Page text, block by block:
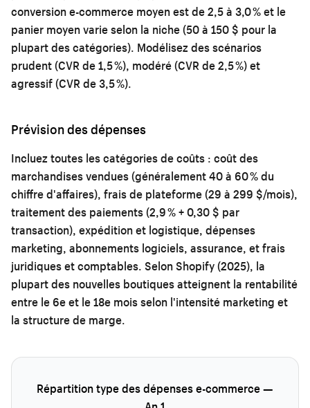
conversion e-commerce moyen est de 2,5 à 3,0 % et le
panier moyen varie selon la niche (50 à 150 $ pour la
plupart des catégories). Modélisez des scénarios
prudent (CVR de 1,5 %), modéré (CVR de 2,5 %) et
agressif (CVR de 3,5 %).
Prévision des dépenses
Incluez toutes les catégories de coûts : coût des
marchandises vendues (généralement 40 à 60 % du
chiffre d'affaires), frais de plateforme (29 à 299 $/mois),
traitement des paiements (2,9 % + 0,30 $ par
transaction), expédition et logistique, dépenses
marketing, abonnements logiciels, assurance, et frais
juridiques et comptables. Selon Shopify (2025), la
plupart des nouvelles boutiques atteignent la rentabilité
entre le 6e et le 18e mois selon l'intensité marketing et
la structure de marge.
Répartition type des dépenses e-commerce —